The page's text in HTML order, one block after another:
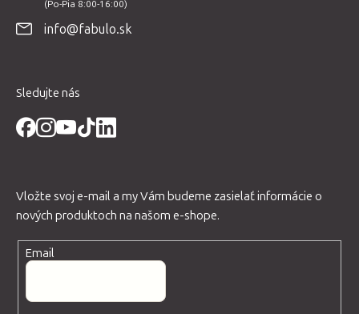
info@fabulo.sk
Sledujte nás
Vložte svoj e-mail a my Vám budeme zasielať informácie o
nových produktoch na našom e-shope.
Email